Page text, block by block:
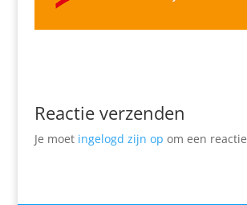
Reactie verzenden
Je moet ingelogd zijn op om een